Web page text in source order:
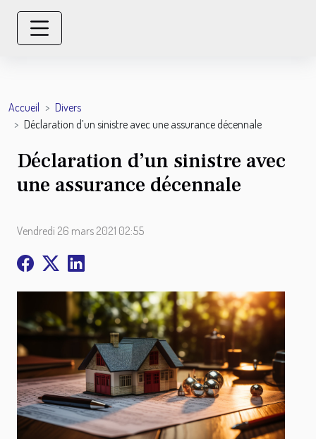
Accueil
Divers
Déclaration d’un sinistre avec une assurance décennale
Déclaration d’un sinistre avec
une assurance décennale
Vendredi 26 mars 2021 02:55